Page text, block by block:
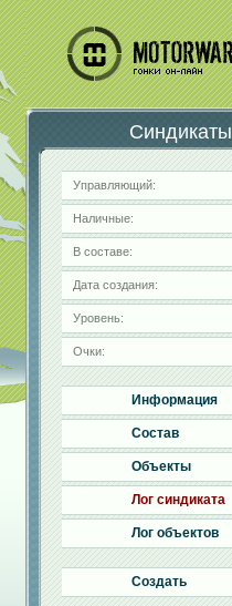
Синдикаты
Управляющий:
Наличные:
В составе:
Дата создания:
Уровень:
Очки:
Информация
Состав
Объекты
Лог синдиката
Лог объектов
Создать